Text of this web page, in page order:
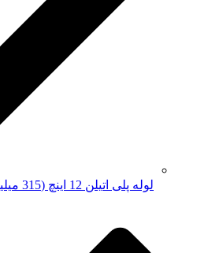
لوله پلی اتیلن 12 اینچ (315 میلیمتر)